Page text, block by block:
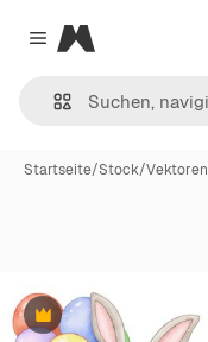
Close menu
Magnific
Startseite/Stock/Vektoren
Premium